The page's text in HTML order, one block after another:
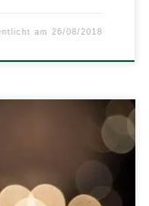
am 26/08/2018
Haben zwei